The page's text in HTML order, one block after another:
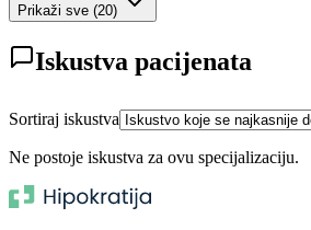
Prikaži sve (20)
Iskustva pacijenata
Sortiraj iskustva
Ne postoje iskustva za ovu specijalizaciju.